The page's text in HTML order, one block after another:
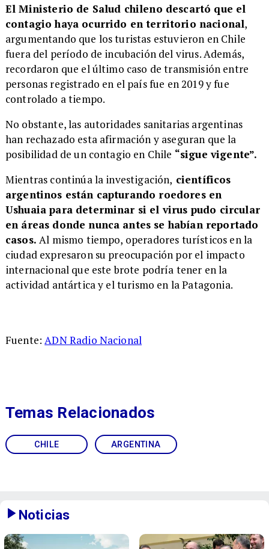
El Ministerio de Salud chileno descartó que el
contagio haya ocurrido en territorio nacional,
argumentando que los turistas estuvieron en Chile
fuera del período de incubación del virus. Además,
recordaron que el último caso de transmisión entre
personas registrado en el país fue en 2019 y fue
controlado a tiempo.
No obstante, las autoridades sanitarias argentinas
han rechazado esta afirmación y aseguran que la
posibilidad de un contagio en Chile “sigue vigente”.
Mientras continúa la investigación, científicos
argentinos están capturando roedores en
Ushuaia para determinar si el virus pudo circular
en áreas donde nunca antes se habían reportado
casos. Al mismo tiempo, operadores turísticos en la
ciudad expresaron su preocupación por el impacto
internacional que este brote podría tener en la
actividad antártica y el turismo en la Patagonia.
Fuente:ADN Radio Nacional
CHILE ARGENTINA
Temas Relacionados
Noticias